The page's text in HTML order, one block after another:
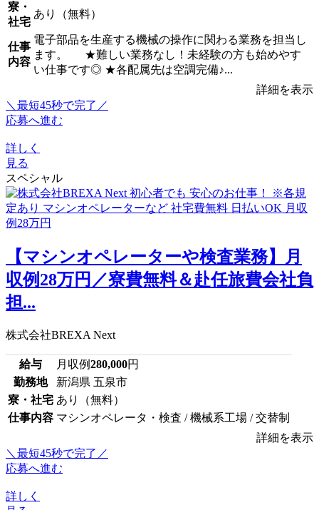
寮・
社宅
あり（無料）
仕事
内容
電子部品を生産する機械の操作に関わる業務を担当し
ます。 ★難しい業務なし！未経験の方も始めやす
い仕事です◎ ★各配属先は空調完備♪...
詳細を表示
＼最短45秒で完了／
応募へ進む
詳しく
見る
スペシャル
【マシンオペレーターや検査業務】月
収例28万円／寮費無料＆赴任旅費会社負
担...
株式会社BREXA Next
給与 月収例280,000円
勤務地
新潟県 五泉市
寮・社宅 あり（無料）
仕事内容 マシンオペレータ・検査 / 機械系工場 / 交替制
詳細を表示
＼最短45秒で完了／
応募へ進む
詳しく